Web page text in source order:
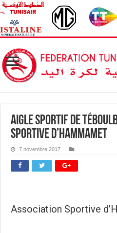
Aigle sportif de
Sportive d’Hammamet
7 novembre 2017
Association Sportive